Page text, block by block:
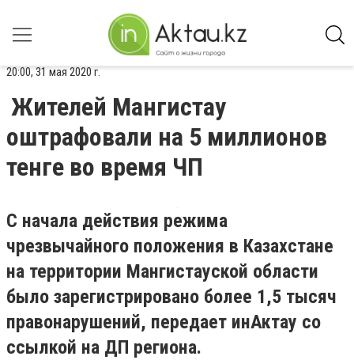
20:00, 31 мая 2020 г.
Жителей Мангистау
оштрафовали на 5 миллионов
тенге во время ЧП
С начала действия режима
чрезвычайного положения в Казахстане
на территории Мангистауской области
было зарегистрировано более 1,5 тысяч
правонарушений, передает инАктау со
ссылкой на ДП региона.